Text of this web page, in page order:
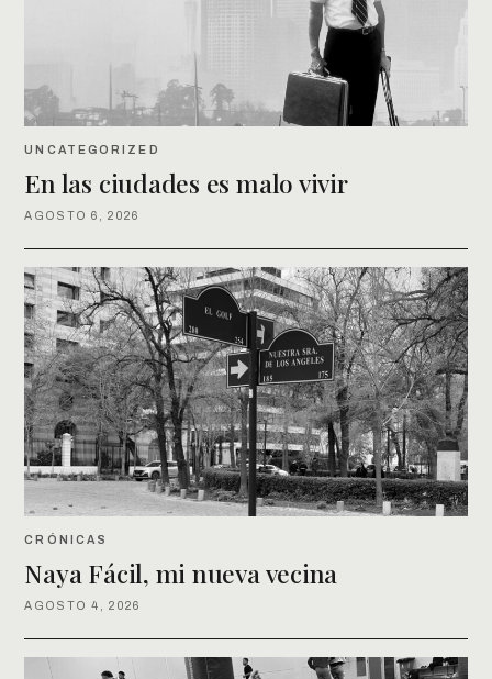
UNCATEGORIZED
En las ciudades es malo vivir
AGOSTO 6, 2026
CRÓNICAS
Naya Fácil, mi nueva vecina
AGOSTO 4, 2026